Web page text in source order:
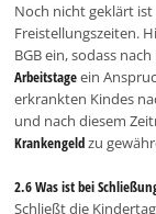
Noch nicht geklärt
Freistellungszeiten.
BGB ein, sodass
Arbeitstageein
erkrankten Kindes
und nach diesem
Krankengeldzu
2.6 Was ist bei
Schließt die